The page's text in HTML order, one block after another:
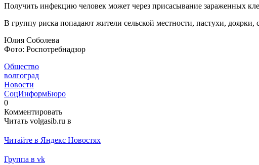
Получить инфекцию человек может через присасывание зараженных
В группу риска попадают жители сельской местности, пастухи, доярки,
Юлия Соболева
Фото: Роспотребнадзор
Общество
волгоград
Новости
СоцИнформБюро
0
Комментировать
Читать volgasib.ru в
Читайте в Яндекс Новостях
Группа в vk